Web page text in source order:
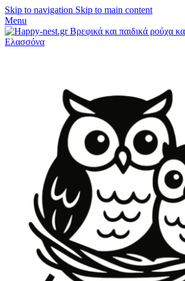
Skip to navigation Skip to main content
Menu